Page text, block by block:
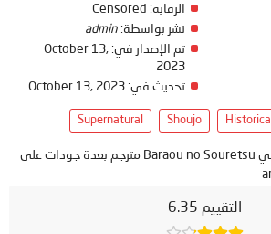
التقييم 6.35
الرقابة:
نشر بواسطة: admin
تم الإصدار في: October 13,
2023
تحديث في: October 13, 2023
Historical
Shoujo
Supernatural
تحميل وشاهدة حلقات انمي Baraou no Souretsu مترجم بعدة جودات على